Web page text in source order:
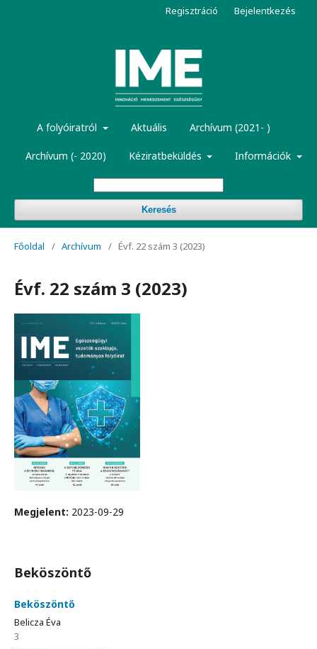
A folyóiratról Aktuális Archívum (2021- )
Archívum (- 2020) Kéziratbeküldés Információk
Keresés
Regisztráció Bejelentkezés
Főoldal / Archívum / Évf. 22 szám 3 (2023)
Évf. 22 szám 3 (2023)
Megjelent: 2023-09-29
Beköszöntő
Beköszöntő
Belicza Éva
3